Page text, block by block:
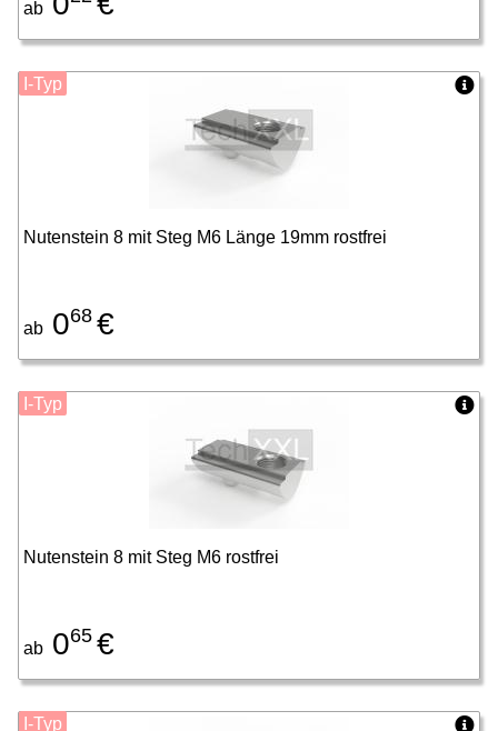
ab
Nutenstein 8 mit Steg M6 Länge 19mm rostfrei
ab 068 €
I-Typ
Nutenstein 8 mit Steg M6 rostfrei
ab 065 €
I-Typ
I-Typ